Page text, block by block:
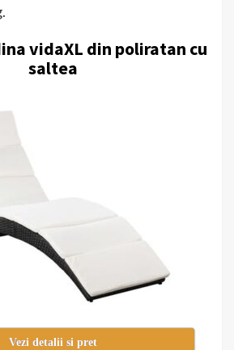
vidaXL din poliratan cu
saltea
Vezi detalii si pret